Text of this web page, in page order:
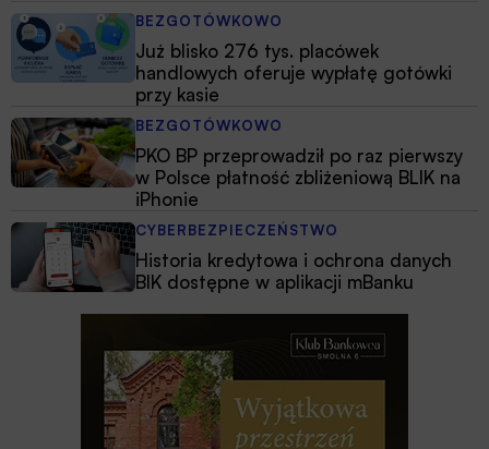
BEZGOTÓWKOWO
Już blisko 276 tys. placówek
handlowych oferuje wypłatę gotówki
przy kasie
BEZGOTÓWKOWO
PKO BP przeprowadził po raz pierwszy
w Polsce płatność zbliżeniową BLIK na
iPhonie
CYBERBEZPIECZEŃSTWO
Historia kredytowa i ochrona danych
BIK dostępne w aplikacji mBanku